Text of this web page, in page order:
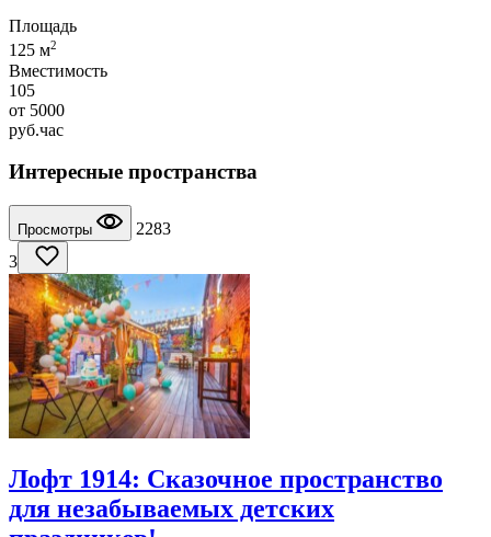
Площадь
125 м2
Вместимость
105
от 5000
руб.час
Интересные пространства
Просмотры
2283
3
Лофт 1914: Сказочное пространство
для незабываемых детских